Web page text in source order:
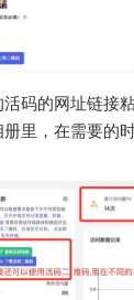
码的网址链接
里，在需要的